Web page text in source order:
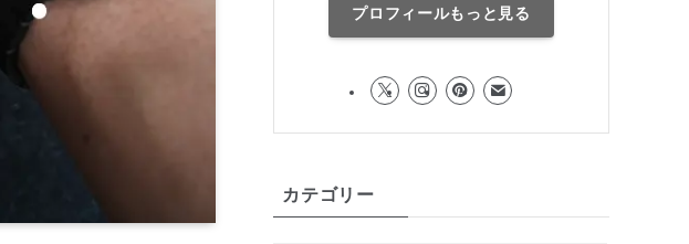
プロフィールもっと見る
カテゴリー